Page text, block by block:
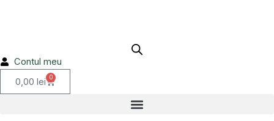
Contul meu
0,00 lei 0
Cart